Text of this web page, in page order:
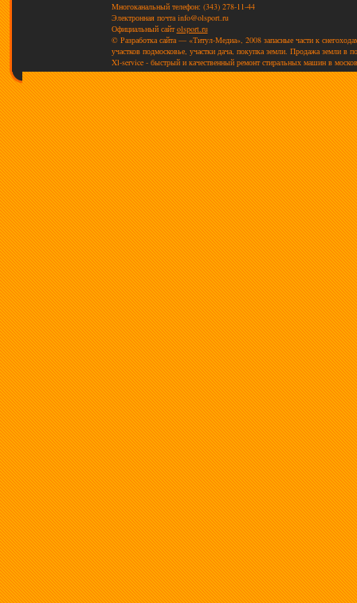
Многоканальный телефон: (343) 278-11-44
Электронная почта info@olsport.ru
Официальный сайтolsport.ru
© Разработка сайта — «Титул-Медиа», 2008 запасные части к
участков подмосковье, участки дача, покупка земли. Продажа земли в
Xl-service - быстрый и качественный ремонт стиральных машин в